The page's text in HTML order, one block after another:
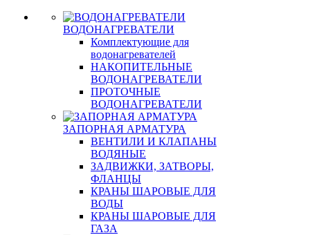
ВОДОНАГРЕВАТЕЛИ
Комплектующие для
водонагревателей
НАКОПИТЕЛЬНЫЕ
ВОДОНАГРЕВАТЕЛИ
ПРОТОЧНЫЕ
ВОДОНАГРЕВАТЕЛИ
ЗАПОРНАЯ АРМАТУРА
ВЕНТИЛИ И КЛАПАНЫ
ВОДЯНЫЕ
ЗАДВИЖКИ, ЗАТВОРЫ,
ФЛАНЦЫ
КРАНЫ ШАРОВЫЕ ДЛЯ
ВОДЫ
КРАНЫ ШАРОВЫЕ ДЛЯ
ГАЗА